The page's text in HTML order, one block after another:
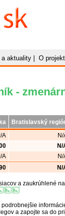
aktuality O
-
Bratislavský
A N/
N/
A N/
N/
a zaukrúhlené
a zapojte sa do